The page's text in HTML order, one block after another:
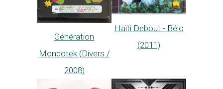
Génération
Mondotek (Divers /
2008)
Haïti Debout - Bélo
(2011)